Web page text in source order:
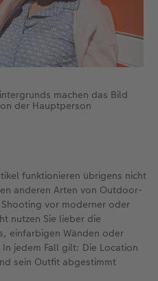
machen das Bild
der Hauptperson
funktionieren übrigens nicht
anderen Arten von Outdoor-
vor moderner oder
nutzen Sie lieber die
einfarbigen Wänden oder
jedem Fall gilt: Die Location
sein Outfit abgestimmt